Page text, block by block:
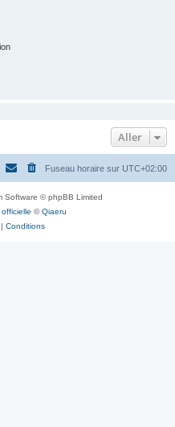
Aller
Fuseau horaire sur UTC+02:00
Software © phpBB Limited
©Qiaeru
| Conditions